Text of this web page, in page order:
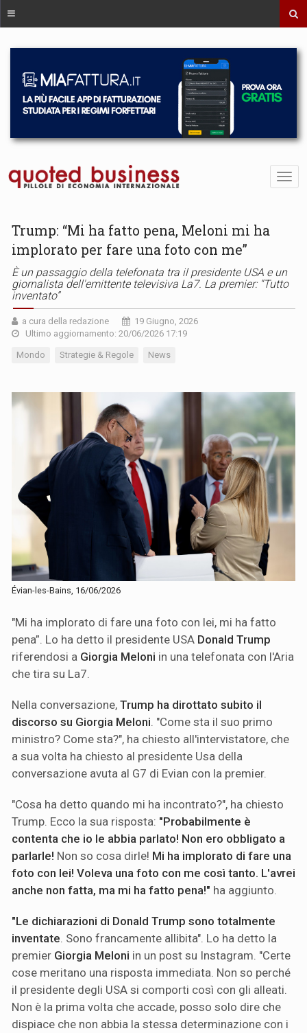
Trump: “Mi ha fatto pena, Meloni mi ha
implorato per fare una foto con me”
È un passaggio della telefonata tra il presidente USA e un
giornalista dell'emittente televisiva La7. La premier: “Tutto
inventato”
a cura della redazione
19 Giugno, 2026
Ultimo aggiornamento: 20/06/2026 17:19
Mondo Strategie & Regole News
Évian-les-Bains, 16/06/2026
"Mi ha implorato di fare una foto con lei, mi ha fatto
pena”. Lo ha detto il presidente USA Donald Trump
riferendosi a Giorgia Meloni in una telefonata con l'Aria
che tira su La7.
Nella conversazione, Trump ha dirottato subito il
discorso su Giorgia Meloni. "Come sta il suo primo
ministro? Come sta?", ha chiesto all'intervistatore, che
a sua volta ha chiesto al presidente Usa della
conversazione avuta al G7 di Evian con la premier.
"Cosa ha detto quando mi ha incontrato?", ha chiesto
Trump. Ecco la sua risposta: "Probabilmente è
contenta che io le abbia parlato! Non ero obbligato a
parlarle! Non so cosa dirle! Mi ha implorato di fare una
foto con lei! Voleva una foto con me così tanto. L'avrei
anche non fatta, ma mi ha fatto pena!" ha aggiunto.
"Le dichiarazioni di Donald Trump sono totalmente
inventate. Sono francamente allibita". Lo ha detto la
premier Giorgia Meloni in un post su Instagram. "Certe
cose meritano una risposta immediata. Non so perché
il presidente degli USA si comporti così con gli alleati.
Non è la prima volta che accade, posso solo dire che
dispiace che non abbia la stessa determinazione con i